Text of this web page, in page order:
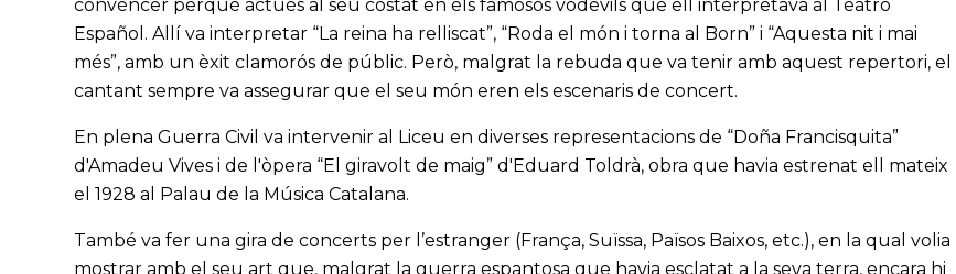
convèncer perquè actués al seu costat en els famosos vodevils que ell interpretava al Teatro
Español. Allí va interpretar “La reina ha relliscat”, “Roda el món i torna al Born” i “Aquesta nit i mai
més”, amb un èxit clamorós de públic. Però, malgrat la rebuda que va tenir amb aquest repertori, el
cantant sempre va assegurar que el seu món eren els escenaris de concert.
En plena Guerra Civil va intervenir al Liceu en diverses representacions de “Doña Francisquita”
d'Amadeu Vives i de l'òpera “El giravolt de maig” d'Eduard Toldrà, obra que havia estrenat ell mateix
el 1928 al Palau de la Música Catalana.
També va fer una gira de concerts per l’estranger (França, Suïssa, Països Baixos, etc.), en la qual volia
mostrar amb el seu art que, malgrat la guerra espantosa que havia esclatat a la seva terra, encara hi